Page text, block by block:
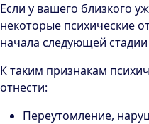
Если у вашего близкого
некоторые психические
начала следующей
К таким признакам
отнести:
Переутомление,